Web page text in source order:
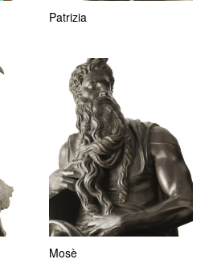
Patrizia
Mosè